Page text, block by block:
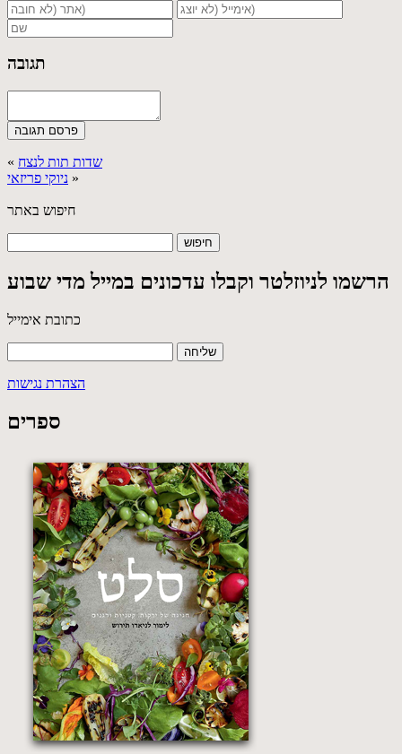
תגובה
« שדות תות לנצח
ניוקי פריזאי »
חיפוש באתר
הרשמו לניוזלטר וקבלו עדכונים במייל מדי שבוע
כתובת אימייל
הצהרת נגישות
ספרים